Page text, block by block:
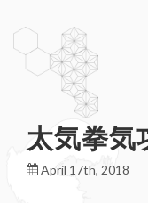
太気拳気
April 17th, 2018